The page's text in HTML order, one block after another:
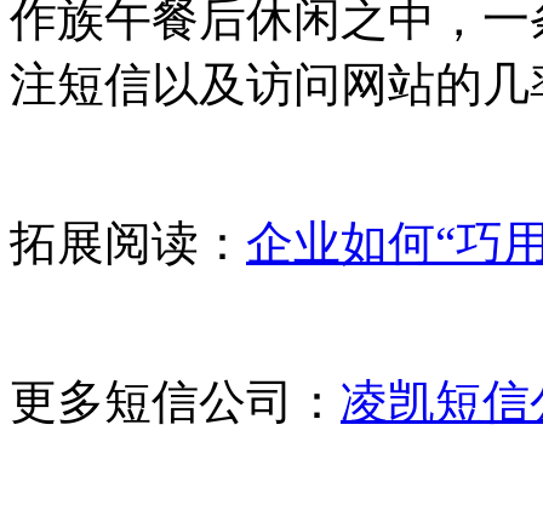
作族午餐后休闲之中，
注短信以及访问网站的
拓展阅读： 企业如何“巧
更多短信公司： 凌凯短信